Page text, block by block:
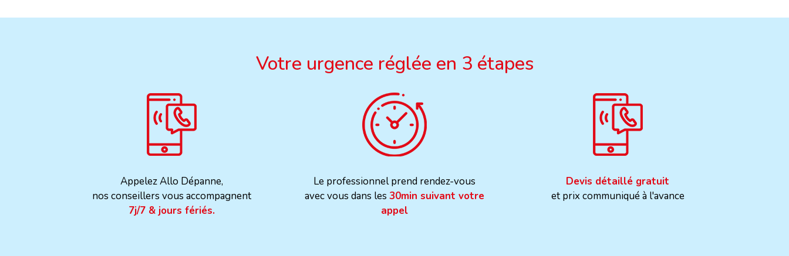
Votre urgence réglée en 3 étapes
Appelez Allo Dépanne,
nos conseillers vous accompagnent
7j/7 & jours fériés.
Le professionnel prend rendez-vous
avec vous dans les 30min suivant votre
appel
Devis détaillé gratuit
et prix communiqué à l'avance